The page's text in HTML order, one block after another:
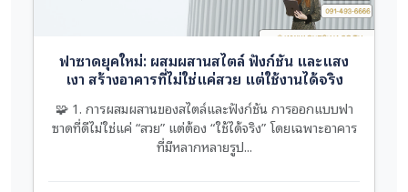
ฟาซาดยุคใหม่: ผสมผสานสไตล์ ฟังก์ชัน และแสง
เงา สร้างอาคารที่ไม่ใช่แค่สวย แต่ใช้งานได้จริง
🧩 1. การผสมผสานของสไตล์และฟังก์ชัน การออกแบบฟา
ซาดที่ดีไม่ใช่แค่ “สวย” แต่ต้อง “ใช้ได้จริง” โดยเฉพาะอาคาร
ที่มีหลากหลายรูป...